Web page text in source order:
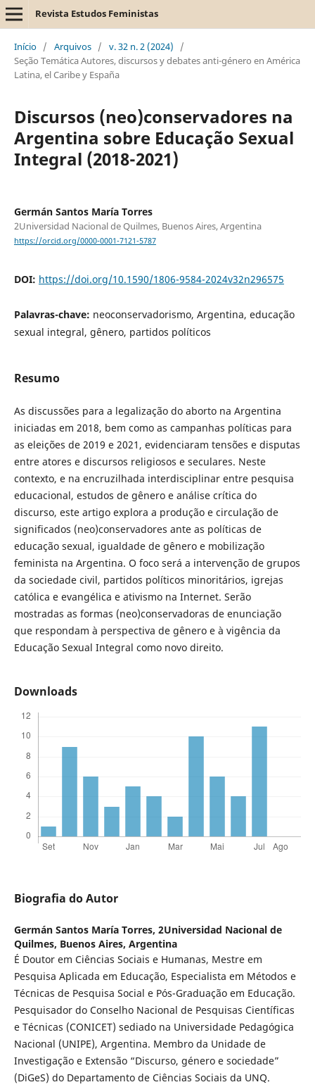
Revista Estudos Feministas
Início / Arquivos / v. 32 n. 2 (2024)
/
Seção Temática Autores, discursos y debates anti-género en América
Latina, el Caribe y España
Discursos (neo)conservadores na
Argentina sobre Educação Sexual
Integral (2018-2021)
Germán Santos María Torres
2Universidad Nacional de Quilmes, Buenos Aires, Argentina
https://orcid.org/0000-0001-7121-5787
DOI: https://doi.org/10.1590/1806-9584-2024v32n296575
Palavras-chave: neoconservadorismo, Argentina, educação
sexual integral, gênero, partidos políticos
Resumo
As discussões para a legalização do aborto na Argentina
iniciadas em 2018, bem como as campanhas políticas para
as eleições de 2019 e 2021, evidenciaram tensões e disputas
entre atores e discursos religiosos e seculares. Neste
contexto, e na encruzilhada interdisciplinar entre pesquisa
educacional, estudos de gênero e análise crítica do
discurso, este artigo explora a produção e circulação de
significados (neo)conservadores ante as políticas de
educação sexual, igualdade de gênero e mobilização
feminista na Argentina. O foco será a intervenção de grupos
da sociedade civil, partidos políticos minoritários, igrejas
católica e evangélica e ativismo na Internet. Serão
mostradas as formas (neo)conservadoras de enunciação
que respondam à perspectiva de gênero e à vigência da
Educação Sexual Integral como novo direito.
Downloads
Biografia do Autor
Germán Santos María Torres, 2Universidad Nacional de
Quilmes, Buenos Aires, Argentina
É Doutor em Ciências Sociais e Humanas, Mestre em
Pesquisa Aplicada em Educação, Especialista em Métodos e
Técnicas de Pesquisa Social e Pós-Graduação em Educação.
Pesquisador do Conselho Nacional de Pesquisas Científicas
e Técnicas (CONICET) sediado na Universidade Pedagógica
Nacional (UNIPE), Argentina. Membro da Unidade de
Investigação e Extensão “Discurso, género e sociedade”
(DiGeS) do Departamento de Ciências Sociais da UNQ.